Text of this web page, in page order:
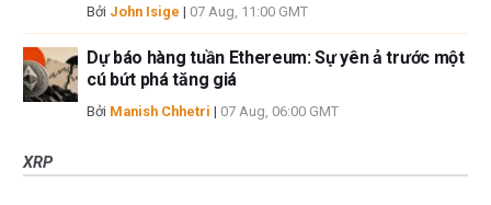
Bởi John Isige | 07 Aug, 11:00 GMT
Dự báo hàng tuần Ethereum: Sự yên ả trước một
cú bứt phá tăng giá
Bởi Manish Chhetri | 07 Aug, 06:00 GMT
XRP